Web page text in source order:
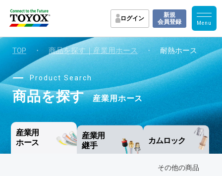
ログイン
新規
会員登録
TOP ・ 商品を探す｜産業用ホース ・ 耐熱ホース
Product Search
商品を探す 産業用ホース
産業用
ホース
産業用
継手
カムロック
その他の商品